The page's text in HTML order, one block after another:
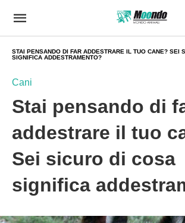
STAI PENSANDO DI FAR ADDESTRARE IL TUO CANE? SEI
SIGNIFICA ADDESTRAMENTO?
Cani
Stai pensando di
addestrare il tuo
Sei sicuro di cosa
significa